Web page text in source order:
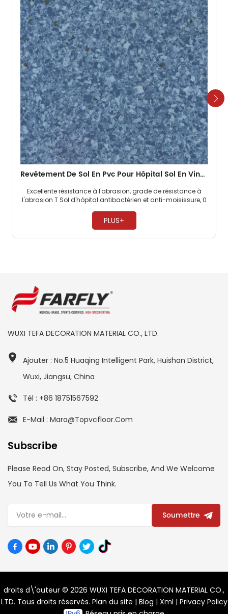
Revêtement De Sol En Pvc Pour Hôpital Sol En Vinyle Homogène De 2 Mm
Excellente résistance à l'abrasion, grade de résistance à
l'abrasion T Sol d'hôpital antibactérien et anti-moisissure, 0
PLUS+
WUXI TEFA DECORATION MATERIAL CO., LTD.
Ajouter : No.5 Huaqing Intelligent Park, Huishan District,
Wuxi, Jiangsu, China
Tél : +86 18751567592
E-Mail : Mara@topvcfloor.com
Subscribe
Please Read On, Stay Posted, Subscribe, And We Welcome
You To Tell Us What You Think.
Soumettre
droits d\'auteur © 2026 WUXI TEFA DECORATION MATERIAL CO.,
LTD. Tous droits réservés. Plan du site | Blog | Xml | Privacy Policy